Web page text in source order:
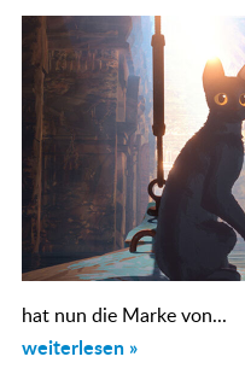
hat nun die Marke von...
weiterlesen »